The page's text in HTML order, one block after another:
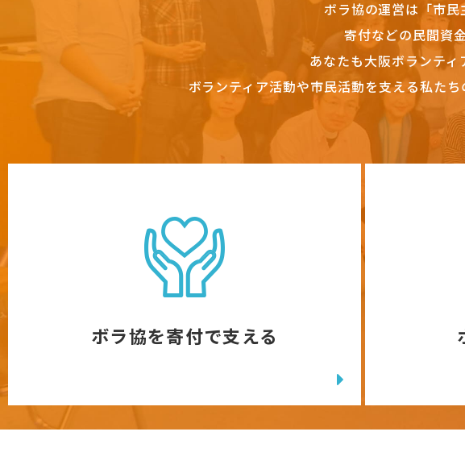
ボラ協の運営は「市民
寄付などの民間資
あなたも大阪ボランテ
ボランティア活動や市民活動を支える私た
ボラ協を寄付で支える